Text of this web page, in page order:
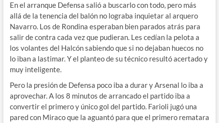
En el arranque Defensa salió a buscarlo con todo, pero más
allá de la tenencia del balón no lograba inquietar al arquero
Navarro. Los de Rondina esperaban bien parados atrás para
salir de contra cada vez que pudieran. Les cedían la pelota a
los volantes del Halcón sabiendo que si no dejaban huecos no
lo iban a lastimar. Y el planteo de su técnico resultó acertado y
muy inteligente.
Pero la presión de Defensa poco iba a durar y Arsenal lo iba a
aprovechar. A los 8 minutos de arrancado el partido iba a
convertir el primero y único gol del partido. Farioli jugó una
pared con Miraco que la aguantó para que el primero rematara